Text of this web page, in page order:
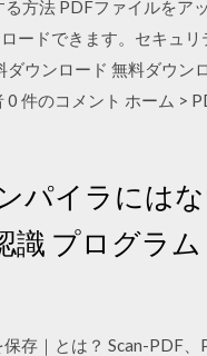
方法 PDFファイルをア
ードできます。セキュ
ウンロード 無料ダウン
件のコメント ホーム >
パイラには
プログラム
｜とは？ Scan-PDF、